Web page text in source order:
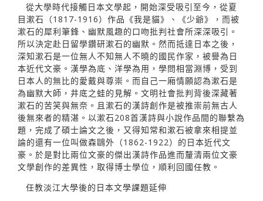
從大學時代接觸日本文學起，開始深受吸引至今，從夏
目漱石（1817-1916）作品《我是貓》、《少爺》，而被
漱石的犀利筆鋒、幽默風趣的口吻批判社會所深深吸引。
所以決定赴日留學鑽研漱石的幽默。然而抵達日本之後，
深知漱石是一位無人不知無人不曉的國民作家，被譽為日
本近代文豪。漢學為底、洋學為用，學問相當淵博，受到
日本人的無比的愛戴與尊崇。而自己一廂情願認為漱石是
為幽默大師，井底之蛙的見解。文明社會批判背後深藏著
漱石的苦笑與無奈。且漱石的漢詩創作是被推崇前無古人
後無來者的精湛。以漱石208首漢詩與小說作品間的聯繫為
題，完成了碩士論文之後，又得知常和漱石被拿來相提並
論的還有一位叫做森鷗外（1862-1922）的日本近代文
豪。於是對比兩位文豪的傑出漢詩作品進而釐清兩位文豪
文學創作的差異性，取得博士學位，順利回國任教。
任教淡江大學後的日本文學課題延伸